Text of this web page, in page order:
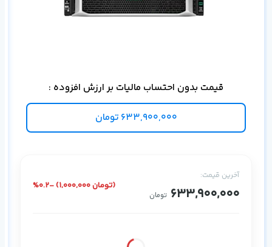
قیمت بدون احتساب مالیات بر ارزش افزوده :
633,900,000 تومان
آخرین قیمت:
633,900,000 تومان
%0.2- (1,000,000 تومان)